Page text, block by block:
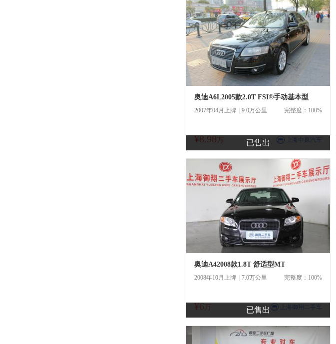
已售出
奥迪A6L2005款2.0T FSI®手动基本型
完整度：100%
2007年04月上牌 | 9.0万公里
¥8.98 万 商 上海中原汽车
已售出
奥迪A42008款1.8T 舒适型MT
完整度：100%
2008年10月上牌 | 7.0万公里
¥6 万 商 上海御翔二手车